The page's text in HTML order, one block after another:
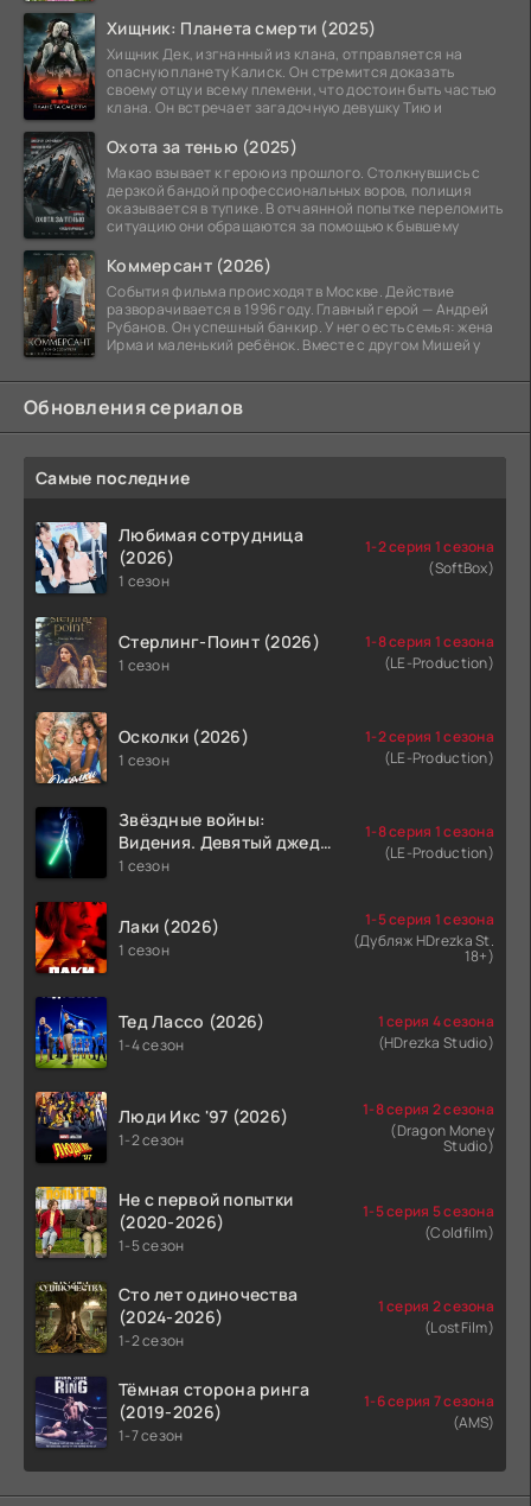
Хищник: Планета смерти (2025)
Хищник Дек, изгнанный из клана, отправляется на
опасную планету Калиск. Он стремится доказать
своему отцу и всему племени, что достоин быть частью
клана. Он встречает загадочную девушку Тию и
Охота за тенью (2025)
Макао взывает к герою из прошлого. Столкнувшись с
дерзкой бандой профессиональных воров, полиция
оказывается в тупике. В отчаянной попытке переломить
ситуацию они обращаются за помощью к бывшему
Коммерсант (2026)
События фильма происходят в Москве. Действие
разворачивается в 1996 году. Главный герой — Андрей
Рубанов. Он успешный банкир. У него есть семья: жена
Ирма и маленький ребёнок. Вместе с другом Мишей у
Обновления сериалов
Самые последние
Любимая сотрудница
(2026)
1 сезон
1-2 серия 1 сезона
(SoftBox)
Стерлинг-Поинт (2026)
1 сезон
1-8 серия 1 сезона
(LE-Production)
Осколки (2026)
1 сезон
1-2 серия 1 сезона
(LE-Production)
Звёздные войны:
Видения. Девятый джедай
(2026)
1 сезон
1-8 серия 1 сезона
(LE-Production)
Лаки (2026)
1 сезон
1-5 серия 1 сезона
(Дубляж HDrezka St.
18+)
Тед Лассо (2026)
1-4 сезон
1 серия 4 сезона
(HDrezka Studio)
Люди Икс '97 (2026)
1-2 сезон
1-8 серия 2 сезона
(Dragon Money
Studio)
Не с первой попытки
(2020-2026)
1-5 сезон
1-5 серия 5 сезона
(Coldfilm)
Сто лет одиночества
(2024-2026)
1-2 сезон
1 серия 2 сезона
(LostFilm)
Тёмная сторона ринга
(2019-2026)
1-7 сезон
1-6 серия 7 сезона
(AMS)